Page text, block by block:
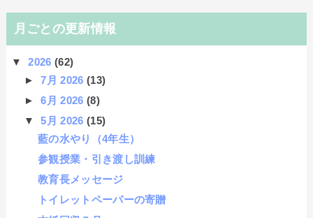
月ごとの更新情報
▼2026(62)
►7月 2026 (13)
►6月 2026 (8)
▼5月 2026 (15)
藍の水やり（4年生）
参観授業・引き渡し訓練
教育長メッセージ
トイレットペーパーの寄贈